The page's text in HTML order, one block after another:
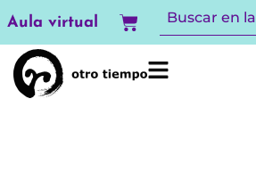
al
contenido
Aula virtual Carrito